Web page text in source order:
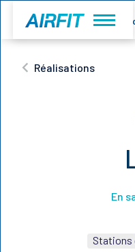
Accueil
Réalisations
En
Stations